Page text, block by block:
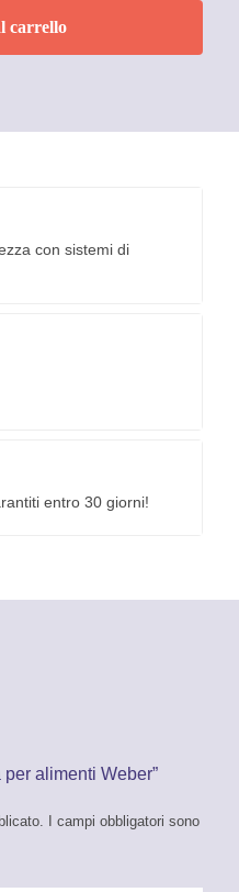
carrello
con sistemi di
entro 30 giorni!
alimenti Weber”
I campi obbligatori sono